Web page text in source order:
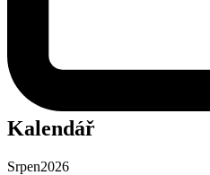
Kalendář
Srpen2026